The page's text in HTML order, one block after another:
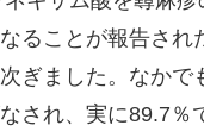
ることが報告さ
ぎました。なか
され、実に89.7％